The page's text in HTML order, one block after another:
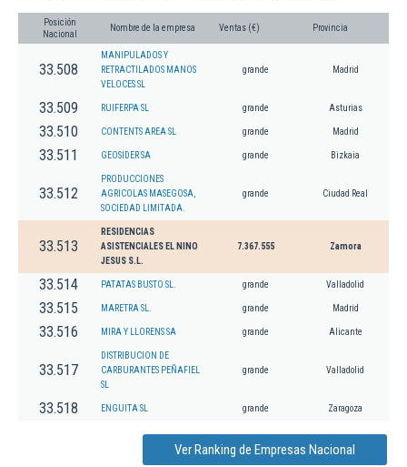
Posición
Nacional
Nombre de la empresa Ventas (€) Provincia
33.508
MANIPULADOS Y
RETRACTILADOS MANOS
VELOCES SL
grande Madrid
33.509 RUIFERPA SL grande Asturias
33.510 CONTENTS AREA SL grande Madrid
33.511 GEOSIDER SA grande Bizkaia
33.512
PRODUCCIONES
AGRICOLAS MASEGOSA,
SOCIEDAD LIMITADA.
grande Ciudad Real
33.513
RESIDENCIAS
ASISTENCIALES EL NINO
JESUS S.L.
7.367.555 Zamora
33.514 PATATAS BUSTO SL. grande Valladolid
33.515 MARETRA SL. grande Madrid
33.516 MIRA Y LLORENS SA grande Alicante
33.517
DISTRIBUCION DE
CARBURANTES PEÑAFIEL
SL
grande Valladolid
33.518 ENGUITA SL grande Zaragoza
Ver Ranking de Empresas Nacional